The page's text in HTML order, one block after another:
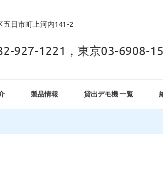
五日市町上河内141-2
927-1221，東京03-6908-
製品情報 貸出デモ機 一覧